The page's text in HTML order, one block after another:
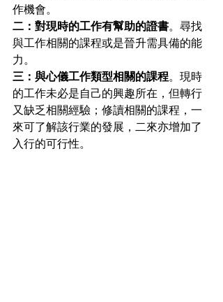
作機會。
二：對現時的工作有幫助的證書。尋找
與工作相關的課程或是晉升需具備的能
力。
三：與心儀工作類型相關的課程。現時
的工作未必是自己的興趣所在，但轉行
又缺乏相關經驗；修讀相關的課程，一
來可了解該行業的發展，二來亦增加了
入行的可行性。